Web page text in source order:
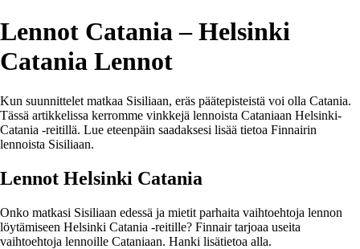
Lennot Catania – Helsinki
Catania Lennot
Kun suunnittelet matkaa Sisiliaan, eräs päätepisteistä voi olla Catania.
Tässä artikkelissa kerromme vinkkejä lennoista Cataniaan Helsinki-
Catania -reitillä. Lue eteenpäin saadaksesi lisää tietoa Finnairin
lennoista Sisiliaan.
Lennot Helsinki Catania
Onko matkasi Sisiliaan edessä ja mietit parhaita vaihtoehtoja lennon
löytämiseen Helsinki Catania -reitille? Finnair tarjoaa useita
vaihtoehtoja lennoille Cataniaan. Hanki lisätietoa alla.